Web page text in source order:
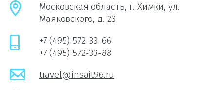
Московская область, г. Химки, ул.
Маяковского, д. 23
+7 (495) 572-33-66
+7 (495) 572-33-88
travel@insait96.ru